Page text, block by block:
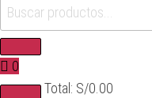
0
Total: S/0.00